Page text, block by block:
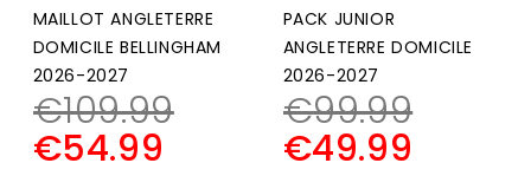
MAILLOT ANGLETERRE
DOMICILE BELLINGHAM
2026-2027
€109.99
€54.99
PACK JUNIOR
ANGLETERRE DOMICILE
2026-2027
€99.99
€49.99